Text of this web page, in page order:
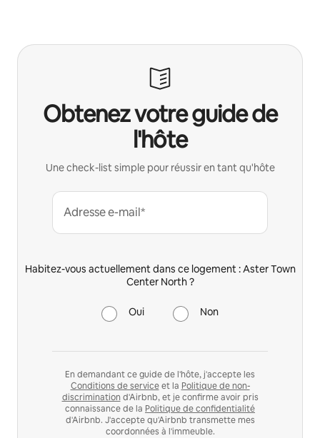
Obtenez votre guide de
l'hôte
Une check-list simple pour réussir en tant qu'hôte
Adresse e-mail*
Habitez-vous actuellement dans ce logement : Aster Town
Center North ?
Oui Non
En demandant ce guide de l'hôte, j'accepte les
Conditions de serviceet la Politique de non-
discrimination d'Airbnb, et je confirme avoir pris
connaissance de la Politique de confidentialité
d'Airbnb. J'accepte qu'Airbnb transmette mes
coordonnées à l'immeuble.